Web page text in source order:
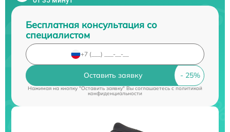
Бесплатная консультация со
специалистом
Оставить заявку
Нажимая на кнопку "Оставить заявку" Вы соглашаетесь cполитикой
конфиденциальности